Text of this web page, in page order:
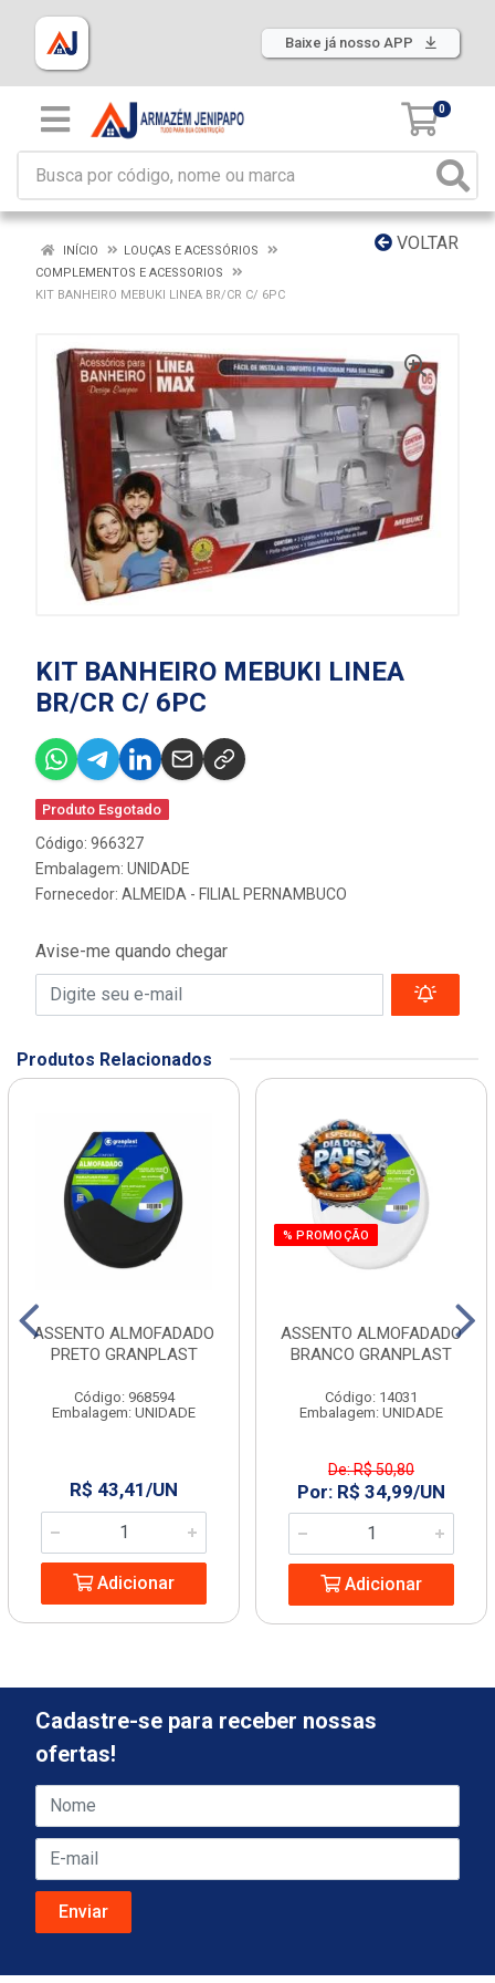
Baixe já nosso APP
0
VOLTAR
INÍCIO
LOUÇAS E ACESSÓRIOS
COMPLEMENTOS E ACESSORIOS
KIT BANHEIRO MEBUKI LINEA BR/CR C/ 6PC
KIT BANHEIRO MEBUKI LINEA
BR/CR C/ 6PC
Produto Esgotado
Código: 966327
Embalagem: UNIDADE
Fornecedor: ALMEIDA - FILIAL PERNAMBUCO
Avise-me quando chegar
Produtos Relacionados
ASSENTO ALMOFADADO
PRETO GRANPLAST
Código: 968594
Embalagem: UNIDADE
R$ 43,41/UN
Adicionar
% PROMOÇÃO
ASSENTO ALMOFADADO
BRANCO GRANPLAST
Código: 14031
Embalagem: UNIDADE
De: R$ 50,80
Por: R$ 34,99/UN
Adicionar
Cadastre-se para receber nossas
ofertas!